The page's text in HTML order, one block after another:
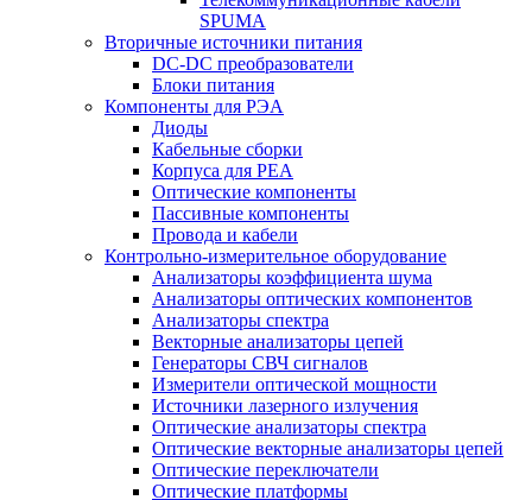
SPUMA
Вторичные источники питания
DC-DC преобразователи
Блоки питания
Компоненты для РЭА
Диоды
Кабельные сборки
Корпуса для РЕА
Оптические компоненты
Пассивные компоненты
Провода и кабели
Контрольно-измерительное оборудование
Анализаторы коэффициента шума
Анализаторы оптических компонентов
Анализаторы спектра
Векторные анализаторы цепей
Генераторы СВЧ сигналов
Измерители оптической мощности
Источники лазерного излучения
Оптические анализаторы спектра
Оптические векторные анализаторы цепей
Оптические переключатели
Оптические платформы